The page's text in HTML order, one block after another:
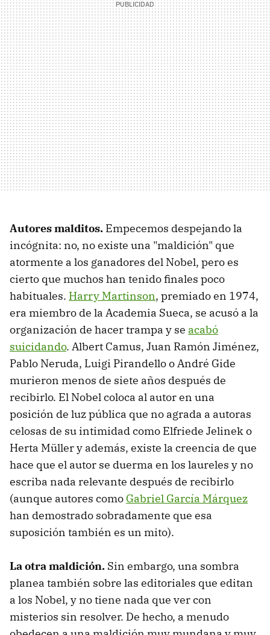
Autores malditos. Empecemos despejando la
incógnita: no, no existe una "maldición" que
atormente a los ganadores del Nobel, pero es
cierto que muchos han tenido finales poco
habituales. Harry Martinson, premiado en 1974,
era miembro de la Academia Sueca, se acusó a la
organización de hacer trampa y se acabó
suicidando. Albert Camus, Juan Ramón Jiménez,
Pablo Neruda, Luigi Pirandello o André Gide
murieron menos de siete años después de
recibirlo. El Nobel coloca al autor en una
posición de luz pública que no agrada a autoras
celosas de su intimidad como Elfriede Jelinek o
Herta Müller y además, existe la creencia de que
hace que el autor se duerma en los laureles y no
escriba nada relevante después de recibirlo
(aunque autores como Gabriel García Márquez
han demostrado sobradamente que esa
suposición también es un mito).
La otra maldición. Sin embargo, una sombra
planea también sobre las editoriales que editan
a los Nobel, y no tiene nada que ver con
misterios sin resolver. De hecho, a menudo